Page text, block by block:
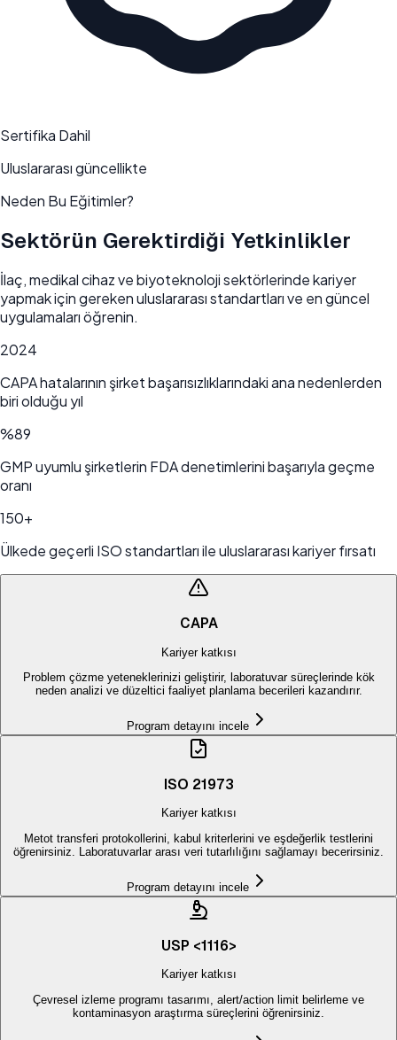
Sertifika Dahil
Uluslararası güncellikte
Neden Bu Eğitimler?
Sektörün Gerektirdiği Yetkinlikler
İlaç, medikal cihaz ve biyoteknoloji sektörlerinde kariyer
yapmak için gereken uluslararası standartları ve en güncel
uygulamaları öğrenin.
2024
CAPA hatalarının şirket başarısızlıklarındaki ana nedenlerden
biri olduğu yıl
%89
GMP uyumlu şirketlerin FDA denetimlerini başarıyla geçme
oranı
150+
Ülkede geçerli ISO standartları ile uluslararası kariyer fırsatı
CAPA
Kariyer katkısı
Problem çözme yeteneklerinizi geliştirir, laboratuvar süreçlerinde kök
neden analizi ve düzeltici faaliyet planlama becerileri kazandırır.
Program detayını incele
ISO 21973
Kariyer katkısı
Metot transferi protokollerini, kabul kriterlerini ve eşdeğerlik testlerini
öğrenirsiniz. Laboratuvarlar arası veri tutarlılığını sağlamayı becerirsiniz.
Program detayını incele
USP <1116>
Kariyer katkısı
Çevresel izleme programı tasarımı, alert/action limit belirleme ve
kontaminasyon araştırma süreçlerini öğrenirsiniz.